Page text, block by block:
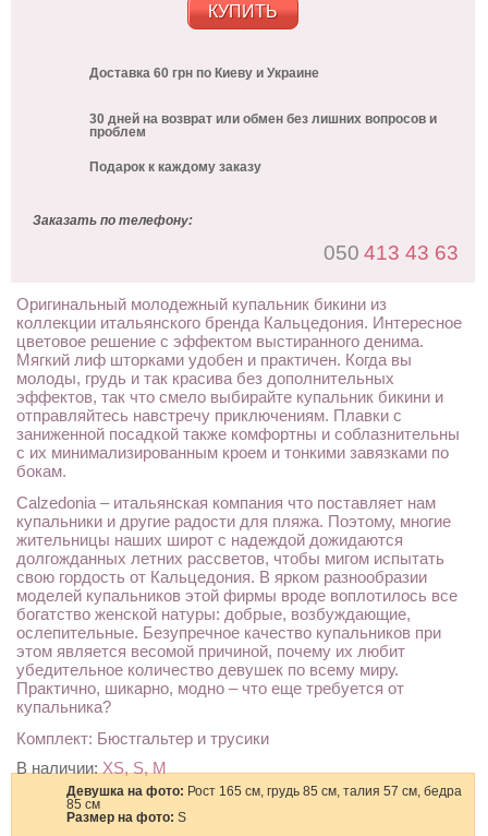
КУПИТЬ
Доставка 60 грн по Киеву и Украине
30 дней на возврат или обмен без лишних вопросов и
проблем
Подарок к каждому заказу
Заказать по телефону:
050 413 43 63
Оригинальный молодежный купальник бикини из
коллекции итальянского бренда Кальцедония. Интересное
цветовое решение с эффектом выстиранного денима.
Мягкий лиф шторками удобен и практичен. Когда вы
молоды, грудь и так красива без дополнительных
эффектов, так что смело выбирайте купальник бикини и
отправляйтесь навстречу приключениям. Плавки с
заниженной посадкой также комфортны и соблазнительны
с их минимализированным кроем и тонкими завязками по
бокам.
Calzedonia – итальянская компания что поставляет нам
купальники и другие радости для пляжа. Поэтому, многие
жительницы наших широт с надеждой дожидаются
долгожданных летних рассветов, чтобы мигом испытать
свою гордость от Кальцедония. В ярком разнообразии
моделей купальников этой фирмы вроде воплотилось все
богатство женской натуры: добрые, возбуждающие,
ослепительные. Безупречное качество купальников при
этом является весомой причиной, почему их любит
убедительное количество девушек по всему миру.
Практично, шикарно, модно – что еще требуется от
купальника?
Комплект: Бюстгальтер и трусики
В наличии: XS, S, M
Девушка на фото: Рост 165 см, грудь 85 см, талия 57 см, бедра
85 см
Размер на фото: S